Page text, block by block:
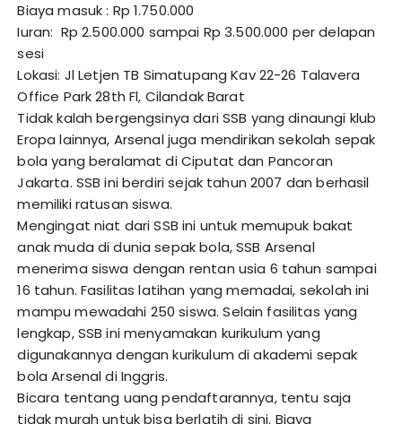
Biaya masuk : Rp 1.750.000
Iuran: Rp 2.500.000 sampai Rp 3.500.000 per delapan
sesi
Lokasi: Jl Letjen TB Simatupang Kav 22-26 Talavera
Office Park 28th Fl, Cilandak Barat
Tidak kalah bergengsinya dari SSB yang dinaungi klub
Eropa lainnya, Arsenal juga mendirikan sekolah sepak
bola yang beralamat di Ciputat dan Pancoran
Jakarta. SSB ini berdiri sejak tahun 2007 dan berhasil
memiliki ratusan siswa.
Mengingat niat dari SSB ini untuk memupuk bakat
anak muda di dunia sepak bola, SSB Arsenal
menerima siswa dengan rentan usia 6 tahun sampai
16 tahun. Fasilitas latihan yang memadai, sekolah ini
mampu mewadahi 250 siswa. Selain fasilitas yang
lengkap, SSB ini menyamakan kurikulum yang
digunakannya dengan kurikulum di akademi sepak
bola Arsenal di Inggris.
Bicara tentang uang pendaftarannya, tentu saja
tidak murah untuk bisa berlatih di sini. Biaya